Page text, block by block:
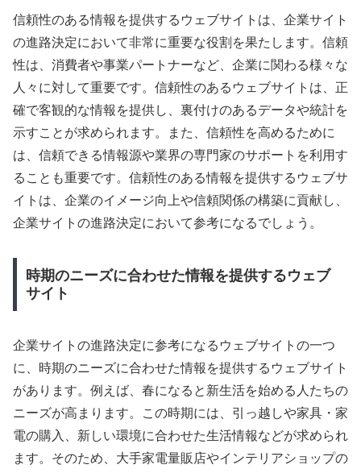
信頼性のある情報を提供するウェブサイトは、企業サイト
の進路決定において非常に重要な役割を果たします。信頼
性は、消費者や事業パートナーなど、企業に関わる様々な
人々に対して重要です。信頼性のあるウェブサイトは、正
確で客観的な情報を提供し、裏付けのあるデータや統計を
示すことが求められます。また、信頼性を高めるために
は、信頼できる情報源や業界の専門家のサポートを利用す
ることも重要です。信頼性のある情報を提供するウェブサ
イトは、企業のイメージ向上や信頼関係の構築に貢献し、
企業サイトの進路決定において参考になるでしょう。
時期のニーズに合わせた情報を提供するウェブ
サイト
企業サイトの進路決定に参考になるウェブサイトの一つ
に、時期のニーズに合わせた情報を提供するウェブサイト
があります。例えば、春になると新生活を始める人たちの
ニーズが高まります。この時期には、引っ越しや家具・家
電の購入、新しい環境に合わせた生活情報などが求められ
ます。そのため、大手家電量販店やインテリアショップの